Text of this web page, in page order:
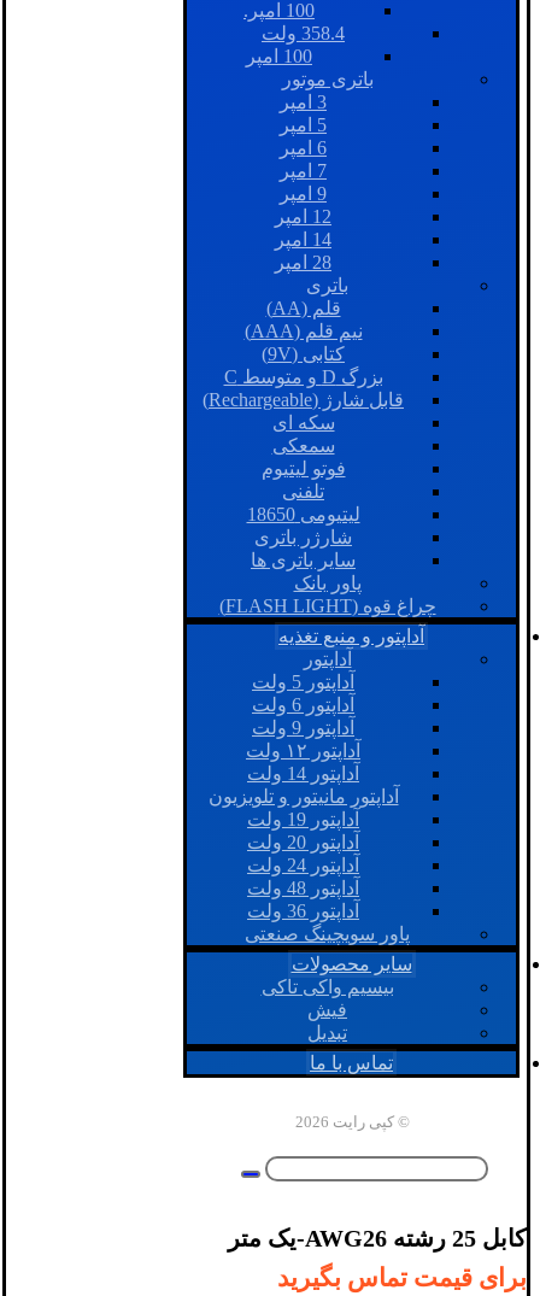
100 امپر.
358.4 ولت
100 امپر
باتری موتور
3 امپر
5 امپر
6 امپر
7 امپر
9 امپر
12 امپر
14 امپر
28 امپر
باتری
قلم (AA)
نیم قلم (AAA)
کتابی (9V)
بزرگ D و متوسط C
قابل شارژ (Rechargeable)
سکه ای
سمعکی
فوتو لیتیوم
تلفنی
لیتیومی 18650
شارژر باتری
سایر باتری ها
پاور بانک
چراغ قوه (FLASH LIGHT)
آداپتور و منبع تغذیه
آداپتور
آداپتور 5 ولت
آداپتور 6 ولت
آداپتور 9 ولت
آداپتور ۱۲ ولت
آداپتور 14 ولت
آداپتور مانیتور و تلویزیون
آداپتور 19 ولت
آداپتور 20 ولت
آداپتور 24 ولت
آداپتور 48 ولت
آداپتور 36 ولت
پاور سویچینگ صنعتی
سایر محصولات
بیسیم واکی تاکی
فیش
تبدیل
تماس با ما
© کپی رایت 2026
کابل 25 رشته AWG26-یک متر
برای قیمت تماس بگیرید